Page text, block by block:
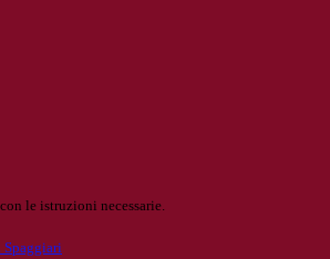
le istruzioni necessarie.